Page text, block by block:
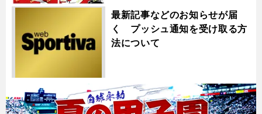
最新記事などのお知らせが届
く プッシュ通知を受け取る方
法について